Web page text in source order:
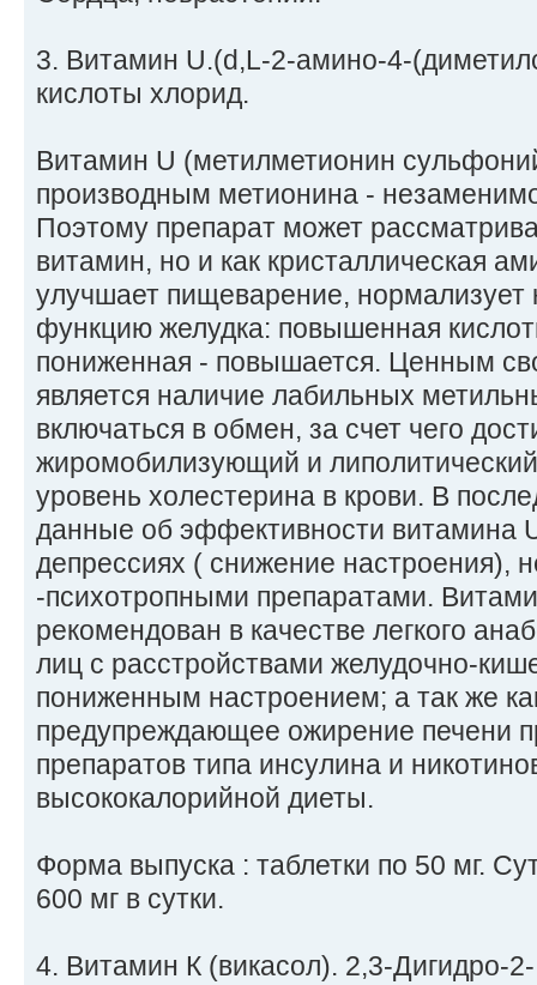
3. Витамин U.(d,L-2-амино-4-
кислоты хлорид.
Витамин U (метилметионин
производным метионина -
Поэтому препарат может
витамин, но и как кристаллическая
улучшает пищеварение,
функцию желудка: повышенная
пониженная - повышается. Ценным
является наличие лабильных
включаться в обмен, за счет чего
жиромобилизующий и
уровень холестерина в крови. В
данные об эффективности витамина
депрессиях ( снижение настроения),
-психотропными препаратами.
рекомендован в качестве легкого
лиц с расстройствами желудочно-
пониженным настроением; а так же
предупреждающее ожирение печени
препаратов типа инсулина и
высококалорийной диеты.
Форма выпуска : таблетки по 50 мг.
600 мг в сутки.
4. Витамин К (викасол). 2,3-Дигидро-2-